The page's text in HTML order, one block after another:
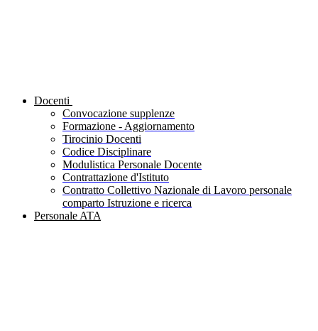
Docenti
Convocazione supplenze
Formazione - Aggiornamento
Tirocinio Docenti
Codice Disciplinare
Modulistica Personale Docente
Contrattazione d'Istituto
Contratto Collettivo Nazionale di Lavoro personale
comparto Istruzione e ricerca
Personale ATA